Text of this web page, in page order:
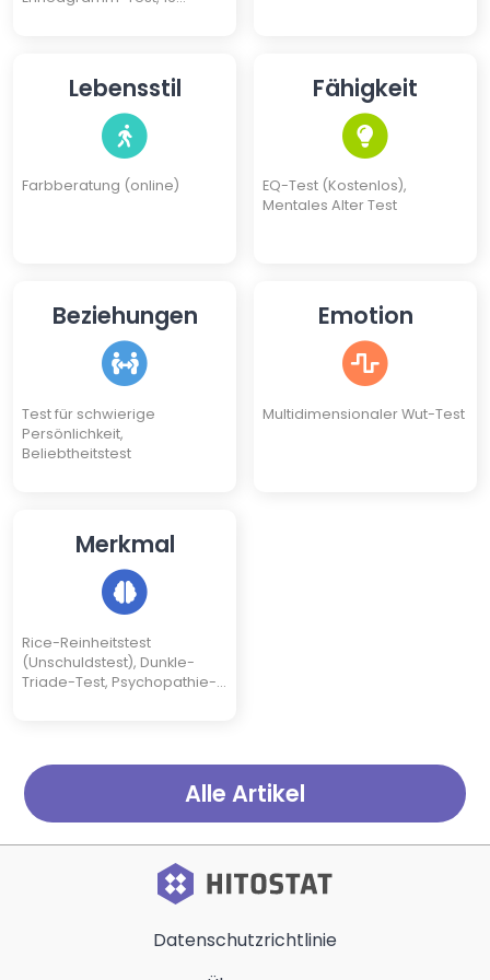
Lebensstil
Farbberatung (online)
Fähigkeit
EQ-Test (Kostenlos),
Mentales Alter Test
Beziehungen
Test für schwierige
Persönlichkeit,
Beliebtheitstest
Emotion
Multidimensionaler Wut-Test
Merkmal
Rice-Reinheitstest
(Unschuldstest), Dunkle-
Triade-Test, Psychopathie-
Alle Artikel
Datenschutzrichtlinie